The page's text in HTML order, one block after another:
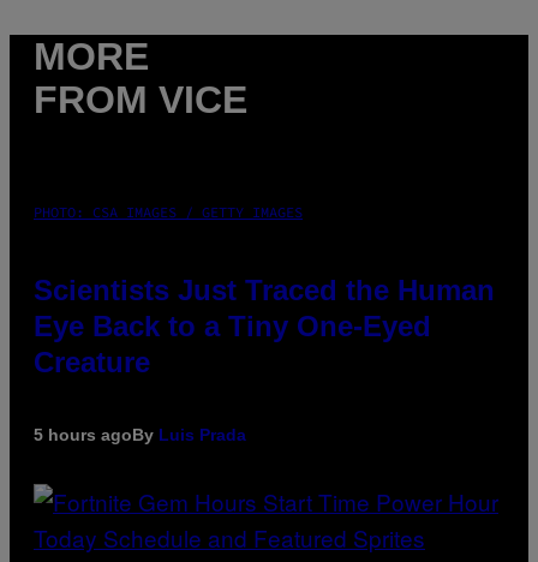
MORE
FROM VICE
PHOTO: CSA IMAGES / GETTY IMAGES
Scientists Just Traced the Human
Eye Back to a Tiny One-Eyed
Creature
5 hours agoBy Luis Prada